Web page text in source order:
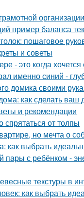
пример баланса
пошаговое
и советы
- это когда
именно синий -
домика своими
как сделать
и рекомендации
от толпы
но мечта о
как выбрать
пары с ребёнком -
текстуры в
как выбрать